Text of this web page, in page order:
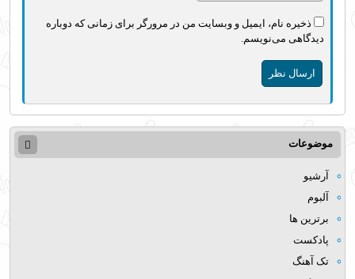
ذخیره نام، ایمیل و وبسایت من در مرورگر برای زمانی که دوباره
دیدگاهی می‌نویسم.
موضوعات
آرشیو
آلبوم
برترین ها
پادکست
تک آهنگ